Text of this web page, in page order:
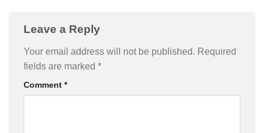
Leave a Reply
Your email address will not be published. Required
fields are marked *
Comment *